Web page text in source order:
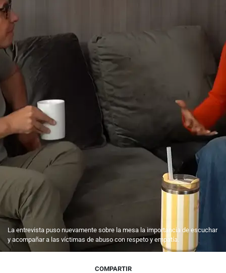
La entrevista puso nuevamente sobre la mesa la importancia de escuchar
y acompañar a las víctimas de abuso con respeto y empatía.
COMPARTIR